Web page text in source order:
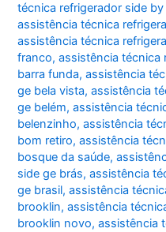
técnica refrigerador side
assistência técnica
assistência técnica
franco,assistência técnica
barra funda,assistência
ge bela vista,assistência
ge belém,assistência
belenzinho,assistência
bom retiro,assistência
bosque da saúde,
side ge brás,assistência
ge brasil,assistência
brooklin,assistência
brooklin novo,assistência